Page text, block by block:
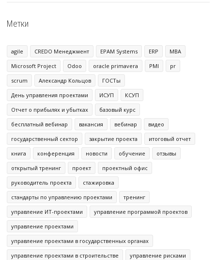
Метки
agile CREDO Менеджмент EPAM Systems ERP
MBA
Microsoft Project
Odoo oracle primavera PMI
pr
scrum
Александр Кольцов
ГОСТы
День управления проектами
ИСУП
КСУП
Отчет о прибылях и убытках
базовый курс
бесплатный вебинар
вакансия вебинар
видео
государственный сектор
закрытие проекта
итоговый отчет
книга
конференция новости обучение
отзывы
открытый тренинг
проект
проектный офис
руководитель проекта
стажировка
стандарты по управлению проектами
тренинг
управление ИТ-проектами
управление программой проектов
управление проектами
управление проектами в государственных органах
управление проектами в строительстве
управление рисками